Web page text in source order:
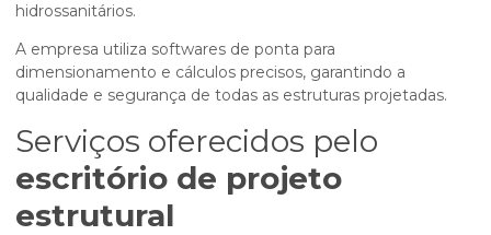
hidrossanitários.
A empresa utiliza softwares de ponta para
dimensionamento e cálculos precisos, garantindo a
qualidade e segurança de todas as estruturas projetadas.
Serviços oferecidos pelo
escritório de projeto
estrutural